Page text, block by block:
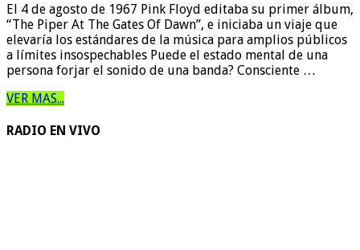
El 4 de agosto de 1967 Pink Floyd editaba su primer álbum,
“The Piper At The Gates Of Dawn”, e iniciaba un viaje que
elevaría los estándares de la música para amplios públicos
a límites insospechables Puede el estado mental de una
persona forjar el sonido de una banda? Consciente …
VER MAS...
RADIO EN VIVO